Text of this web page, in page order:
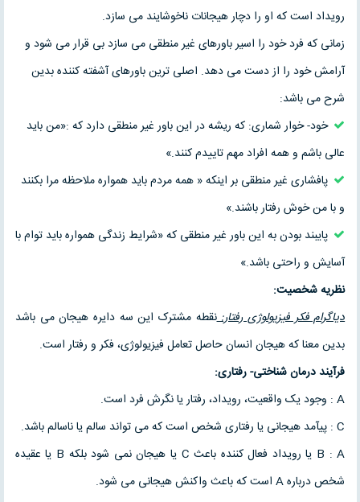
رویداد است که او را دچار هیجانات ناخوشایند می سازد.
زمانی که فرد خود را اسیر باورهای غیر منطقی می سازد بی قرار می شود و
آرامش خود را از دست می دهد. اصلی ترین باورهای آشفته کننده بدین
شرح می باشد:
خود- خوار شماری: که ریشه در این باور غیر منطقی دارد که :«من باید
عالی باشم و همه افراد مهم تاییدم کنند.»
پافشاری غیر منطقی بر اینکه « همه مردم باید همواره ملاحظه مرا بکنند
و با من خوش رفتار باشند.»
پایبند بودن به این باور غیر منطقی که «شرایط زندگی همواره باید توام با
آسایش و راحتی باشد.»
نظریه شخصیت:
دیاگرام فکر فیزیولوژی رفتار:نقطه مشترک این سه دایره هیجان می باشد
بدین معنا که هیجان انسان حاصل تعامل فیزیولوژی، فکر و رفتار است.
فرآیند درمان شناختی- رفتاری:
A : وجود یک واقعیت، رویداد، رفتار یا نگرش فرد است.
C : پیآمد هیجانی یا رفتاری شخص است که می تواند سالم یا ناسالم باشد.
B : A یا رویداد فعال کننده باعث C یا هیجان نمی شود بلکه B یا عقیده
شخص درباره A است که باعث واکنش هیجانی می شود.